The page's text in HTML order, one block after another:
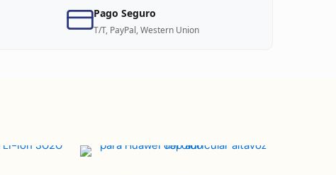
Pago Seguro
T/T, PayPal, Western Union